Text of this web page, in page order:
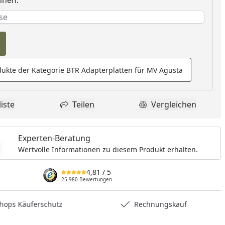
erforderlich
der Kategorie BTR Adapterplatten für MV Agusta
zur Wunschliste hinzufügen
Teilen
Teilen Produkt
Vergleichen
Experten-Beratung
Wertvolle Informationen zu diesem Produkt erhalten.
4,81 / 5
25.980 Bewertungen
Käuferschutz Rechnungskauf